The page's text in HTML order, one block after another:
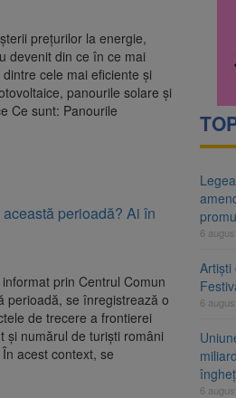
PSD și AUR. Proiectul
prețurilor la energie,
devenit din ce în ce mai
cele mai eficiente și
panourile solare și
Ce sunt: Panourile
perioadă? Ai în
prin Centrul Comun
perioadă, se înregistrează o
de trecere a frontierei
și numărul de turiști români
acest context, se
6
Artiști
6
6